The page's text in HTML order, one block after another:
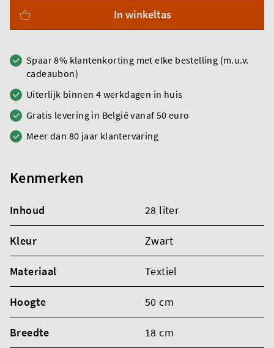
In winkeltas
Spaar 8% klantenkorting met elke bestelling (m.u.v.
cadeaubon)
Uiterlijk binnen 4 werkdagen in huis
Gratis levering in België vanaf 50 euro
Meer dan 80 jaar klantervaring
Kenmerken
Inhoud 28 liter
Kleur Zwart
Materiaal Textiel
Hoogte 50 cm
Breedte 18 cm